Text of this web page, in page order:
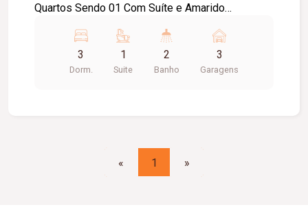
Quartos Sendo 01 Com Suíte e Amarido
Despensa; Varanda Com Banheiro; Quintal;
Garagem Para 02 Carros + Estacionamento;
Terreno 360 Metros²; Casa Está Em Fase De
3
Dorm.
1
Suite
2
Banho
3
Garagens
« 1 »